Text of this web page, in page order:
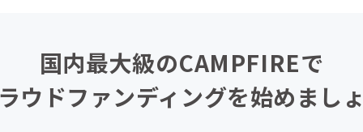
国内最大級のCAMPFIREで
ウドファンディングを始めまし